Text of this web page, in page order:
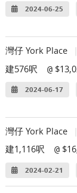
2024-06-25
灣仔 York Place
建576呎
@
2024-06-17
灣仔 York Place
建1,116呎
@
2024-02-21